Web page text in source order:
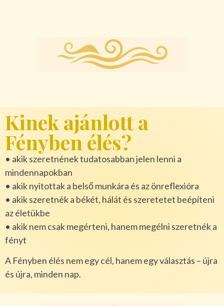
Kinek ajánlott a
Fényben élés?
• akik szeretnének tudatosabban jelen lenni a
mindennapokban
• akik nyitottak a belső munkára és az önreflexióra
• akik szeretnék a békét, hálát és szeretetet beépíteni
az életükbe
• akik nem csak megérteni, hanem megélni szeretnék a
fényt
A Fényben élés nem egy cél, hanem egy választás – újra
és újra, minden nap.